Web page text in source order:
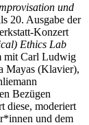
und
20. Ausgabe der
Konzert
Ethics Lab
mit Carl Ludwig
Mayas (Klavier),
Bezügen
diese, moderiert
und dem